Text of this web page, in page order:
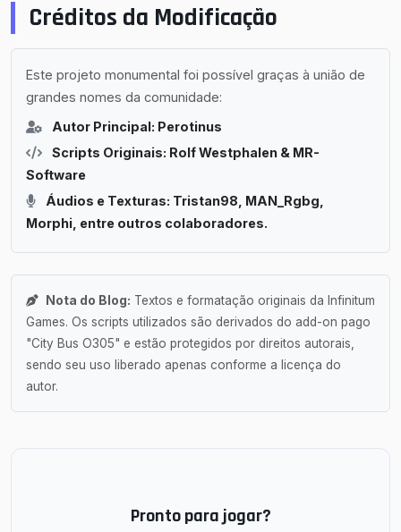
Créditos da Modificação
Este projeto monumental foi possível graças à união de
grandes nomes da comunidade:
Autor Principal: Perotinus
Scripts Originais: Rolf Westphalen & MR-
Software
Áudios e Texturas: Tristan98, MAN_Rgbg,
Morphi, entre outros colaboradores.
Nota do Blog: Textos e formatação originais da Infinitum
Games. Os scripts utilizados são derivados do add-on pago
"City Bus O305" e estão protegidos por direitos autorais,
sendo seu uso liberado apenas conforme a licença do
autor.
Pronto para jogar?